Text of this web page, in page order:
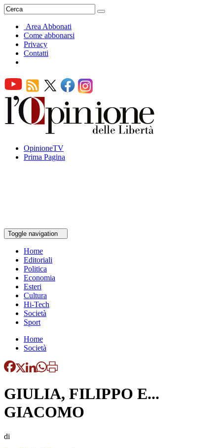
Area Abbonati
Come abbonarsi
Privacy
Contatti
OpinioneTV
Prima Pagina
Toggle navigation
Home
Editoriali
Politica
Economia
Esteri
Cultura
Hi-Tech
Società
Sport
Home
Società
GIULIA, FILIPPO E...
GIACOMO
di